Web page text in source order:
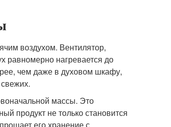
воздухом. Вентилятор,
равномерно нагревается до
чем даже в духовом шкафу,
массы. Это
продукт не только становится